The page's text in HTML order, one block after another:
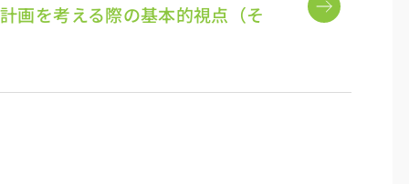
画を考える際の基本的視点（そ